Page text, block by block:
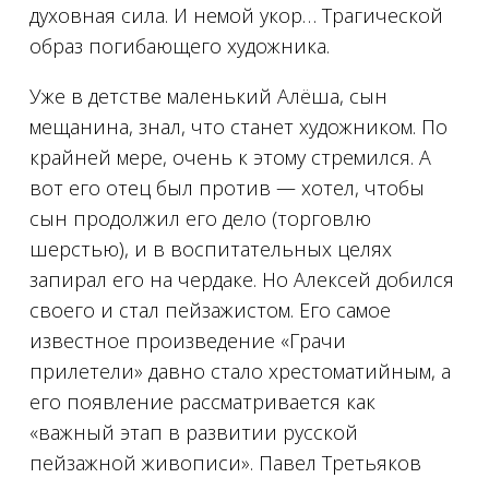
духовная сила. И немой укор… Трагической
образ погибающего художника.
Уже в детстве маленький Алёша, сын
мещанина, знал, что станет художником. По
крайней мере, очень к этому стремился. А
вот его отец был против — хотел, чтобы
сын продолжил его дело (торговлю
шерстью), и в воспитательных целях
запирал его на чердаке. Но Алексей добился
своего и стал пейзажистом. Его самое
известное произведение «Грачи
прилетели» давно стало хрестоматийным, а
его появление рассматривается как
«важный этап в развитии русской
пейзажной живописи». Павел Третьяков